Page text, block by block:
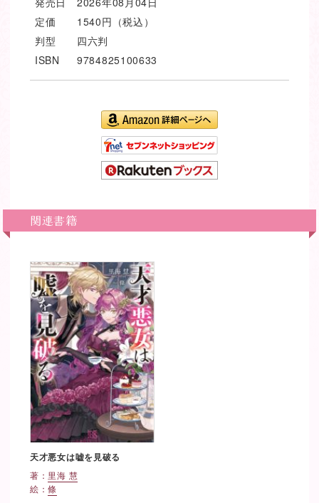
定価
1540円（税込）
判型
四六判
ISBN
9784825100633
関連書籍
天才悪女は嘘を見破る
著： 里海 慧
絵：條